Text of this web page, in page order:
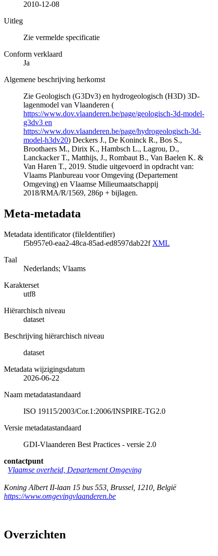
2010-12-08
Uitleg
Zie vermelde specificatie
Conform verklaard
Ja
Algemene beschrijving herkomst
Zie Geologisch (G3Dv3) en hydrogeologisch (H3D) 3D-
lagenmodel van Vlaanderen (
https://www.dov.vlaanderen.be/page/geologisch-3d-model-
g3dv3 en
https://www.dov.vlaanderen.be/page/hydrogeologisch-3d-
model-h3dv20) Deckers J., De Koninck R., Bos S.,
Broothaers M., Dirix K., Hambsch L., Lagrou, D.,
Lanckacker T., Matthijs, J., Rombaut B., Van Baelen K. &
Van Haren T., 2019. Studie uitgevoerd in opdracht van:
Vlaams Planbureau voor Omgeving (Departement
Omgeving) en Vlaamse Milieumaatschappij
2018/RMA/R/1569, 286p + bijlagen.
Meta-metadata
Metadata identificator (fileIdentifier)
f5b957e0-eaa2-48ca-85ad-ed8597dab22f XML
Taal
Nederlands; Vlaams
Karakterset
utf8
Hiërarchisch niveau
dataset
Beschrijving hiërarchisch niveau
dataset
Metadata wijzigingsdatum
2026-06-22
Naam metadatastandaard
ISO 19115/2003/Cor.1:2006/INSPIRE-TG2.0
Versie metadatastandaard
GDI-Vlaanderen Best Practices - versie 2.0
contactpunt
Vlaamse overheid, Departement Omgeving
Koning Albert II-laan 15 bus 553 Brussel 1210 België
https://www.omgevingvlaanderen.be
Overzichten